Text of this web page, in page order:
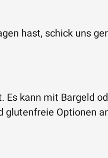
hast, schick uns
kann mit Bargeld
glutenfreie Optionen